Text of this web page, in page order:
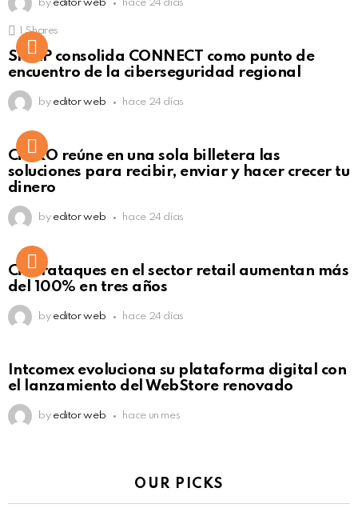
by editor web hace 24 días
Click to view this post
Shares
SISAP consolida CONNECT como punto de
encuentro de la ciberseguridad regional
by editor web hace 24 días
Not Safe For Work
Click to view this post
CiNKO reúne en una sola billetera las
soluciones para recibir, enviar y hacer crecer tu
dinero
by editor web hace 24 días
Ciberataques en el sector retail aumentan más
del 100% en tres años
by editor web hace 24 días
Intcomex evoluciona su plataforma digital con
el lanzamiento del WebStore renovado
by editor web hace un mes
OUR PICKS